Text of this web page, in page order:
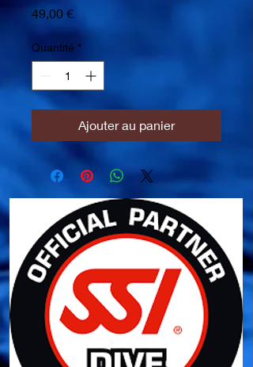
49,00 €Prix
Quantité *
Ajouter au panier